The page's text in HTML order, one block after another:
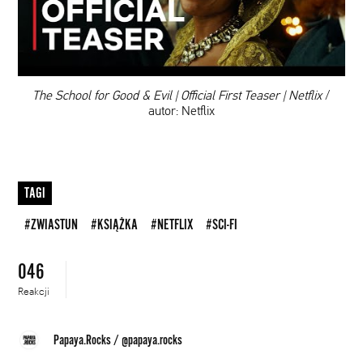
00:00
The School for Good & Evil | Official First Teaser | Netflix/
autor: Netflix
DODAJ TEN FILM DO PLAYLISTY
TAGI
#ZWIASTUN #KSIĄŻKA #NETFLIX #SCI-FI
046
Reakcji
Papaya.Rocks /@papaya.rocks